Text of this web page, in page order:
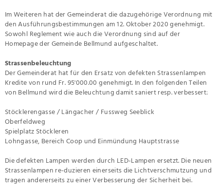
Im Weiteren hat der Gemeinderat die dazugehörige Verordnung mit
den Ausführungsbestimmungen am 12. Oktober 2020 genehmigt.
Sowohl Reglement wie auch die Verordnung sind auf der
Homepage der Gemeinde Bellmund aufgeschaltet.
Strassenbeleuchtung
Der Gemeinderat hat für den Ersatz von defekten Strassenlampen
Kredite von rund Fr. 95'000.00 genehmigt. In den folgenden Teilen
von Bellmund wird die Beleuchtung damit saniert resp. verbessert:
Stöcklerengasse / Längacher / Fussweg Seeblick
Oberfeldweg
Spielplatz Stöckleren
Lohngasse, Bereich Coop und Einmündung Hauptstrasse
Die defekten Lampen werden durch LED-Lampen ersetzt. Die neuen
Strassenlampen re-duzieren einerseits die Lichtverschmutzung und
tragen andererseits zu einer Verbesserung der Sicherheit bei.